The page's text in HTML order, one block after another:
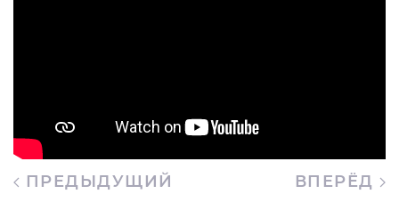
ПРЕДЫДУЩИЙ ВПЕРЁД